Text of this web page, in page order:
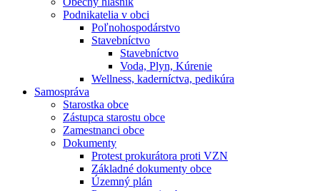
Podnikatelia v obci
Poľnohospodárstvo
Stavebníctvo
Stavebníctvo
Voda, Plyn, Kúrenie
Wellness, kaderníctva, pedikúra
Samospráva
Starostka obce
Zástupca starostu obce
Zamestnanci obce
Dokumenty
Protest prokurátora proti VZN
Základné dokumenty obce
Územný plán